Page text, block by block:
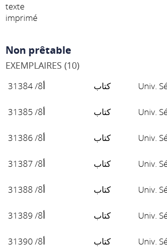
texte
imprimé
Non prêtable
EXEMPLAIRES (10)
أ8/ 31384 كتاب Univ.
أ8/ 31385
كتاب Univ.
أ8/ 31386
كتاب Univ.
أ8/ 31387
كتاب Univ.
أ8/ 31388
كتاب Univ.
أ8/ 31389
كتاب Univ.
أ8/ 31390
كتاب Univ.